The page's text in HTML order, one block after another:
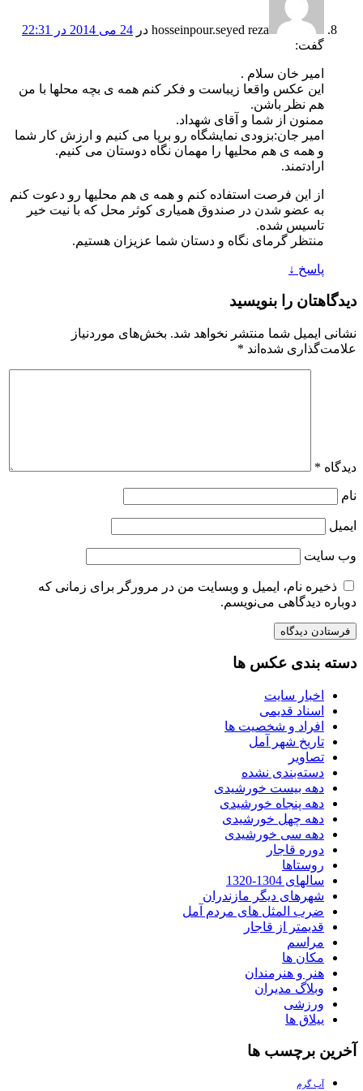
hosseinpour.seyed reza در 24 می 2014 در 22:31
گفت:
امیر خان سلام .
این عکس واقعا زیباست و فکر کنم همه ی بچه محلها با من
هم نظر باشن.
ممنون از شما و آقای شهداد.
امیر جان:بزودی نمایشگاه رو برپا می کنیم و ارزش کار شما
و همه ی هم محلیها را مهمان نگاه دوستان می کنیم.
ارادتمند.
از این فرصت استفاده کنم و همه ی هم محلیها رو دعوت کنم
به عضو شدن در صندوق همیاری کوثر محل که با نیت خیر
تاسیس شده.
منتظر گرمای نگاه و دستان شما عزیزان هستیم.
پاسخ ↓
دیدگاهتان را بنویسید
نشانی ایمیل شما منتشر نخواهد شد. بخش‌های موردنیاز
علامت‌گذاری شده‌اند *
دیدگاه *
نام
ایمیل
وب‌ سایت
ذخیره نام، ایمیل و وبسایت من در مرورگر برای زمانی که
دوباره دیدگاهی می‌نویسم.
دسته بندی عکس ها
اخبار سایت
اسناد قدیمی
افراد و شخصیت ها
تاریخ شهر آمل
تصاویر
دسته‌بندی نشده
دهه بیست خورشیدی
دهه پنجاه خورشیدی
دهه چهل خورشیدی
دهه سی خورشیدی
دوره قاجار
روستاها
سالهای 1304-1320
شهرهای دیگر مازندران
ضرب المثل های مردم آمل
قدیمتر از قاجار
مراسم
مکان ها
هنر و هنرمندان
وبلاگ مدیران
ورزشی
ییلاق ها
آخرین برچسب ها
آب گرم